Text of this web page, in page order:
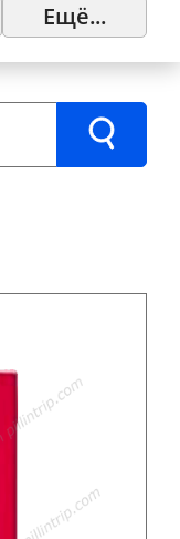
Ещё...